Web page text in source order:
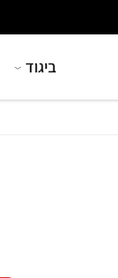
ביגוד